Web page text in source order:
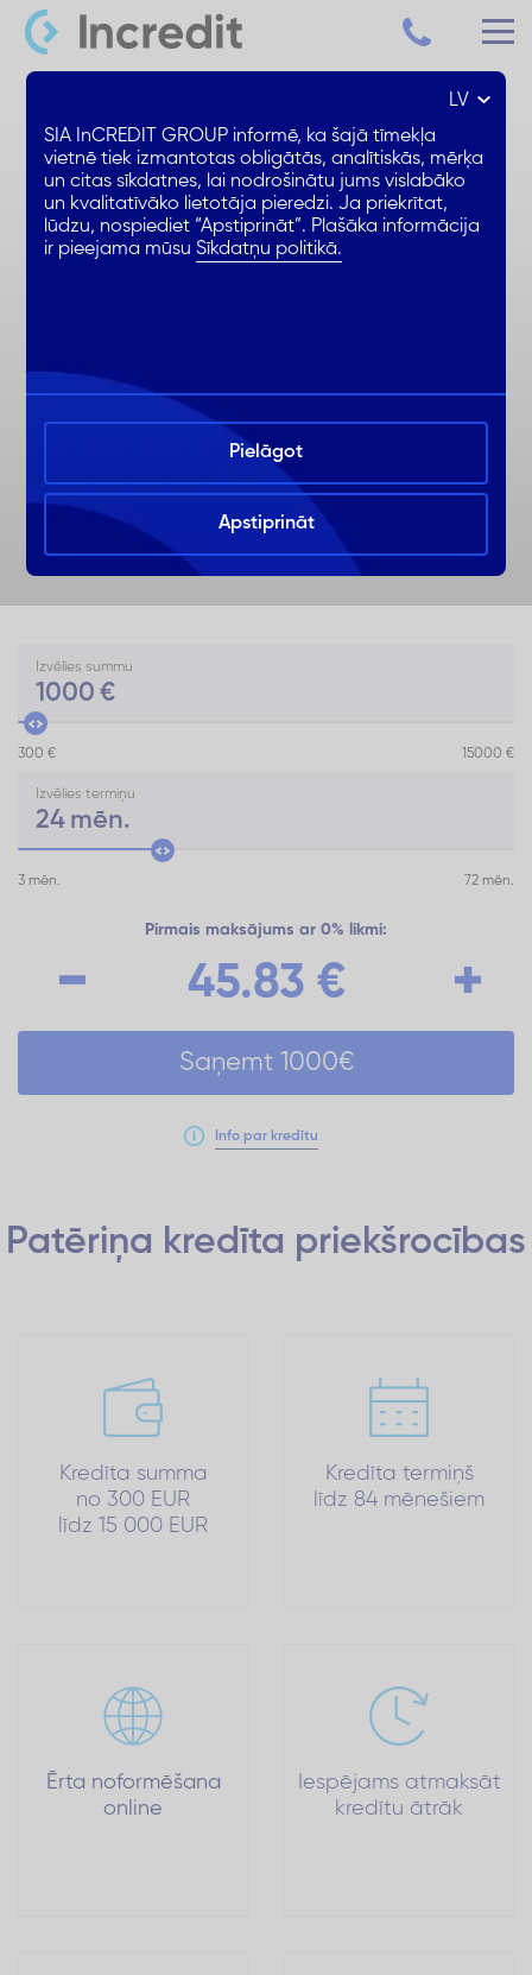
Patēriņa kredīts līdz 15 000 €
Samazināta % likme
1. mēnesis BEZ ikmēneša %
Ērta noformēšana online
Izvēlies summu
1000 €
300 € 15000 €
Izvēlies termiņu
24 mēn.
3 mēn. 72 mēn.
Pirmais maksājums ar 0% likmi:
45.83 €
Saņemt 1000€
Info par kredītu
Patēriņa kredīta priekšrocības
Kredīta summa
no 300 EUR
līdz 15 000 EUR
Kredīta termiņš
līdz 84 mēnešiem
Ērta noformēšana
online
Iespējams atmaksāt
kredītu ātrāk
LV
SIA InCREDIT GROUP informē, ka šajā tīmekļa
vietnē tiek izmantotas obligātās, analītiskās, mērķa
un citas sīkdatnes, lai nodrošinātu jums vislabāko
un kvalitatīvāko lietotāja pieredzi. Ja priekrītat,
lūdzu, nospiediet “Apstiprināt”. Plašāka informācija
ir pieejama mūsuSīkdatņu politikā.
Pielāgot
Apstiprināt